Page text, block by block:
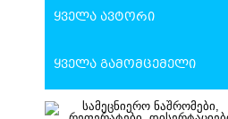
ყველა ავტორი
ყველა გამომცემელი